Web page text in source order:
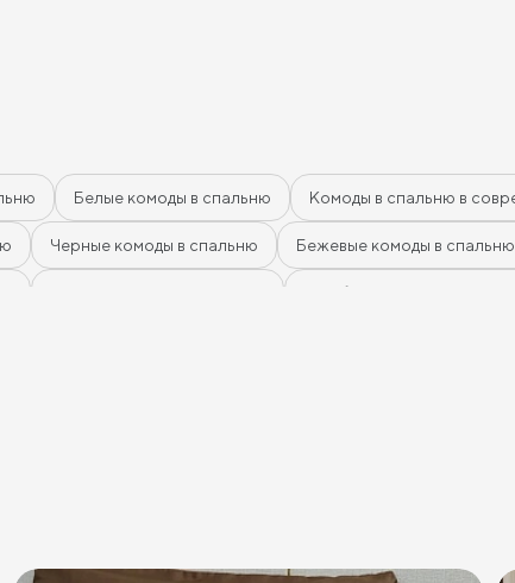
Белые комоды в спальню Комоды в спальню в
Черные комоды в спальню Бежевые комоды в спальню
Голубые комоды в спальню